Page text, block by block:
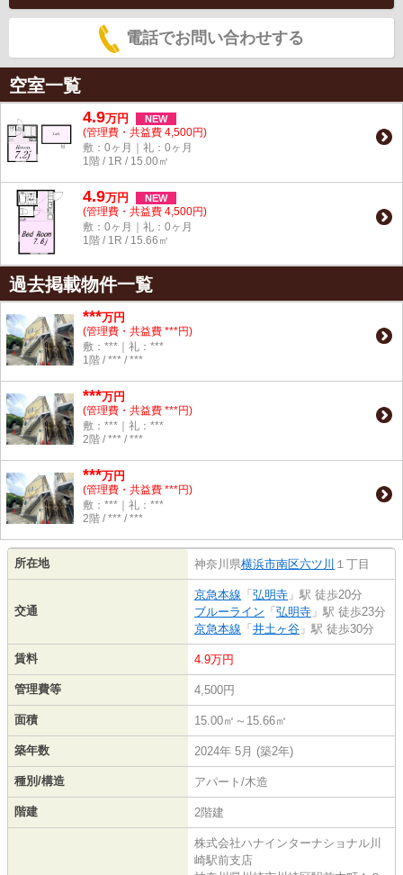
電話でお問い合わせする
空室一覧
4.9万円 NEW
(管理費・共益費 4,500円)
敷：0ヶ月｜礼：0ヶ月
1階 / 1R / 15.00㎡
4.9万円 NEW
(管理費・共益費 4,500円)
敷：0ヶ月｜礼：0ヶ月
1階 / 1R / 15.66㎡
過去掲載物件一覧
***万円
(管理費・共益費 ***円)
敷：***｜礼：***
1階 / *** / ***
***万円
(管理費・共益費 ***円)
敷：***｜礼：***
2階 / *** / ***
***万円
(管理費・共益費 ***円)
敷：***｜礼：***
2階 / *** / ***
所在地 神奈川県横浜市南区六ツ川 １丁目
交通
京急本線 「 弘明寺 」駅 徒歩20分
ブルーライン 「 弘明寺 」駅 徒歩23分
京急本線 「 井土ヶ谷 」駅 徒歩30分
賃料 4.9万円
管理費等 4,500円
面積 15.00㎡～15.66㎡
築年数 2024年 5月 (築2年)
種別/構造 アパート/木造
階建 2階建
株式会社ハナインターナショナル川
崎駅前支店